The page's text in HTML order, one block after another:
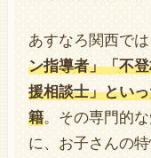
あすなろ関西で
ン指導者」「不
援相談士」とい
籍。その専門的
に、お子さんの